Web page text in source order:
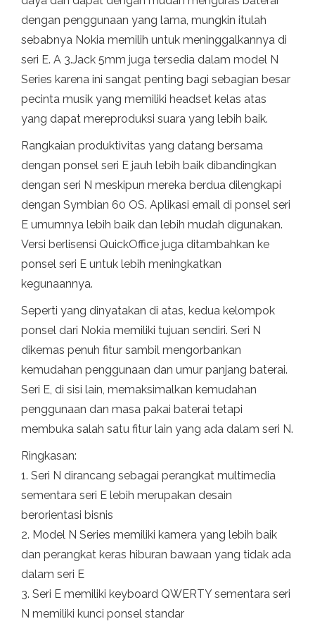
dengan penggunaan yang lama, mungkin itulah
sebabnya Nokia memilih untuk meninggalkannya di
seri E. A 3.Jack 5mm juga tersedia dalam model N
Series karena ini sangat penting bagi sebagian besar
pecinta musik yang memiliki headset kelas atas
yang dapat mereproduksi suara yang lebih baik.
Rangkaian produktivitas yang datang bersama
dengan ponsel seri E jauh lebih baik dibandingkan
dengan seri N meskipun mereka berdua dilengkapi
dengan Symbian 60 OS. Aplikasi email di ponsel seri
E umumnya lebih baik dan lebih mudah digunakan.
Versi berlisensi QuickOffice juga ditambahkan ke
ponsel seri E untuk lebih meningkatkan
kegunaannya.
Seperti yang dinyatakan di atas, kedua kelompok
ponsel dari Nokia memiliki tujuan sendiri. Seri N
dikemas penuh fitur sambil mengorbankan
kemudahan penggunaan dan umur panjang baterai.
Seri E, di sisi lain, memaksimalkan kemudahan
penggunaan dan masa pakai baterai tetapi
membuka salah satu fitur lain yang ada dalam seri N.
Ringkasan:
1. Seri N dirancang sebagai perangkat multimedia
sementara seri E lebih merupakan desain
berorientasi bisnis
2. Model N Series memiliki kamera yang lebih baik
dan perangkat keras hiburan bawaan yang tidak ada
dalam seri E
3. Seri E memiliki keyboard QWERTY sementara seri
N memiliki kunci ponsel standar